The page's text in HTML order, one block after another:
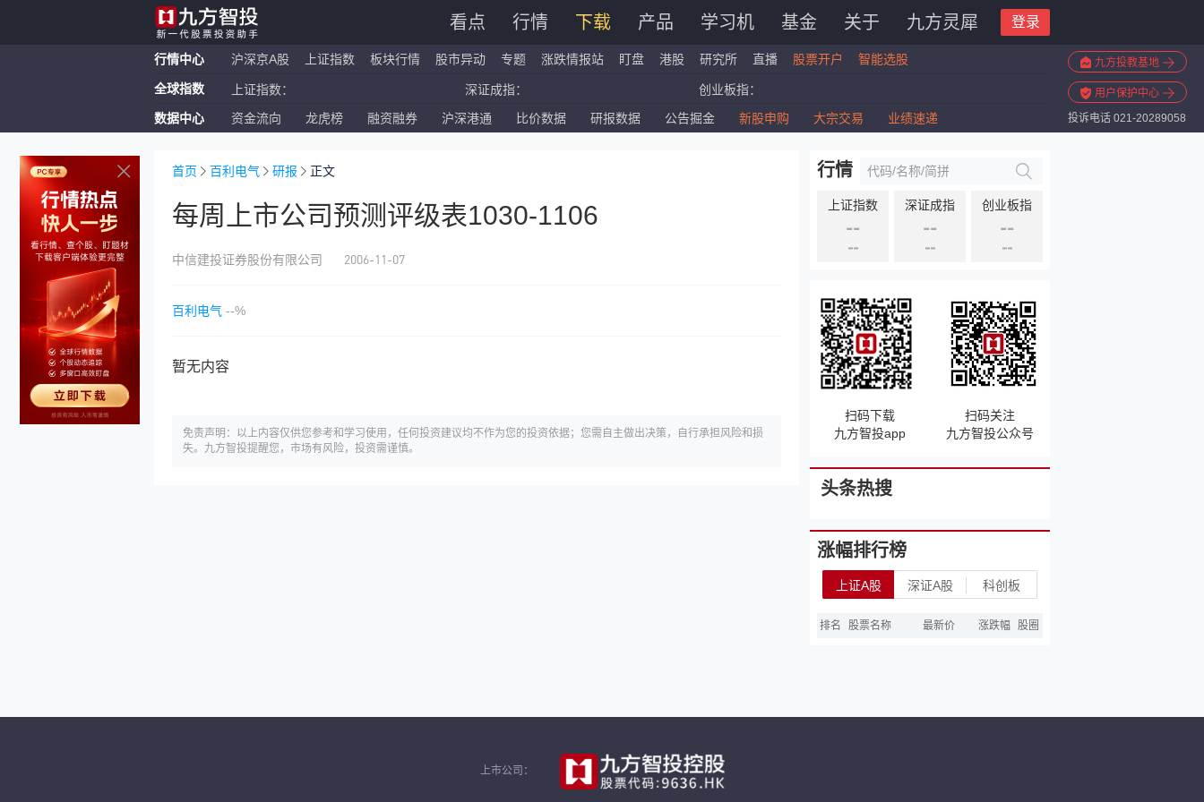
看点 行情 下载 产品 学习机 基金 关于 九方灵犀 登录
行情中心 沪深京A股 上证指数 板块行情 股市异动 专题 涨跌情报站 盯盘 港股 研究所 直播 股票开户 智能选股 九方投教基地
用户保护中心
投诉电话 021-20289058
全球指数 上证指数： 深证成指： 创业板指：
恒生指数： 国企指数： 红筹指数：
数据中心 资金流向 龙虎榜 融资融券 沪深港通 比价数据 研报数据 公告掘金 新股申购 大宗交易 业绩速递
首页 百利电气 研报 正文
每周上市公司预测评级表1030-1106
中信建投证券股份有限公司 2006-11-07
百利电气 --%
暂无内容
免责声明：以上内容仅供您参考和学习使用，任何投资建议均不作为您的投资依据；您需自主做出决策，自行承担风险和损
失。九方智投提醒您，市场有风险，投资需谨慎。
行情
上证指数
--
--
深证成指
--
--
创业板指
--
--
扫码下载
九方智投app
扫码关注
九方智投公众号
头条热搜
涨幅排行榜
上证A股 深证A股 科创板
排名 股票名称 最新价 涨跌幅 股圈
上市公司：